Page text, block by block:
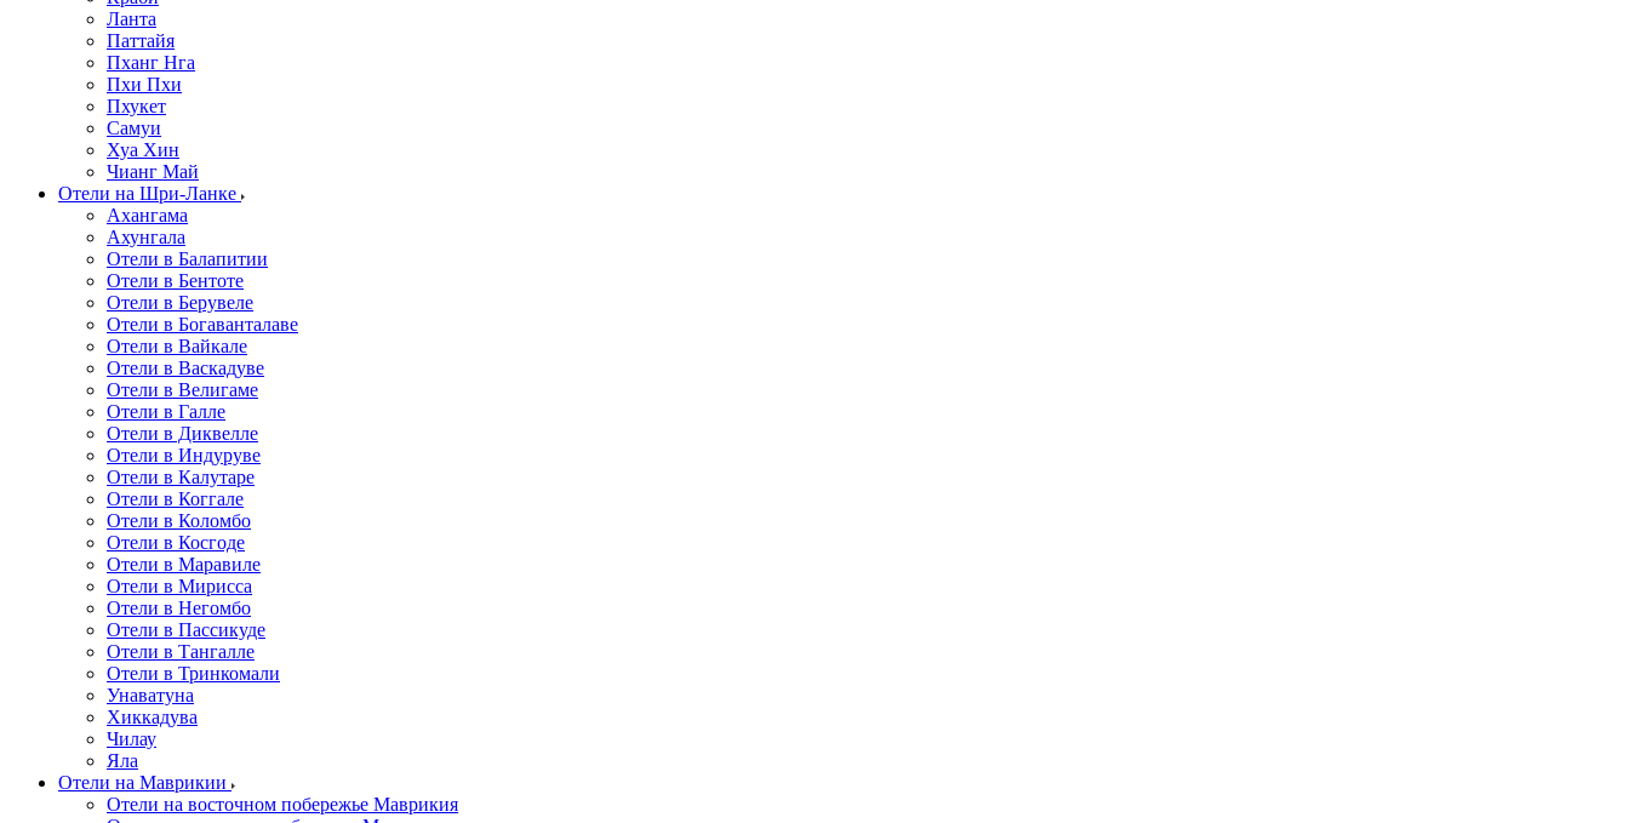
Ланта
Паттайя
Пханг Нга
Пхи Пхи
Пхукет
Самуи
Хуа Хин
Чианг Май
Отели на Шри-Ланке
Ахангама
Ахунгала
Отели в Балапитии
Отели в Бентоте
Отели в Берувеле
Отели в Богаванталаве
Отели в Вайкале
Отели в Васкадуве
Отели в Велигаме
Отели в Галле
Отели в Диквелле
Отели в Индуруве
Отели в Калутаре
Отели в Коггале
Отели в Коломбо
Отели в Косгоде
Отели в Маравиле
Отели в Мирисса
Отели в Негомбо
Отели в Пассикуде
Отели в Тангалле
Отели в Тринкомали
Унаватуна
Хиккадува
Чилау
Яла
Отели на Маврикии
Отели на восточном побережье Маврикия